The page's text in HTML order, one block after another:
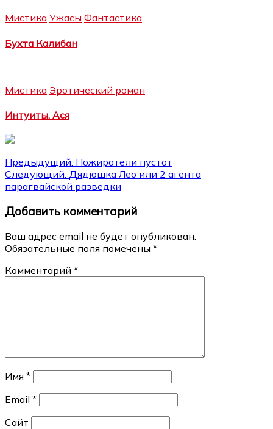
Мистика Ужасы Фантастика
Бухта Калибан
Мистика Эротический роман
Интуиты. Ася
Навигация
по
записям
Предыдущий: Пожиратели пустот
Следующий: Дядюшка Лео или 2 агента
парагвайской разведки
Добавить комментарий
Ваш адрес email не будет опубликован.
Обязательные поля помечены *
Комментарий *
Имя *
Email *
Сайт